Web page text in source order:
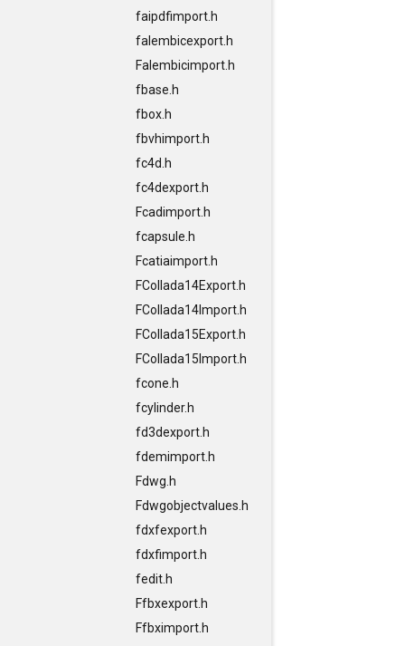
faipdfimport.h
falembicexport.h
Falembicimport.h
fbase.h
fbox.h
fbvhimport.h
fc4d.h
fc4dexport.h
Fcadimport.h
fcapsule.h
Fcatiaimport.h
FCollada14Export.h
FCollada14Import.h
FCollada15Export.h
FCollada15Import.h
fcone.h
fcylinder.h
fd3dexport.h
fdemimport.h
Fdwg.h
Fdwgobjectvalues.h
fdxfexport.h
fdxfimport.h
fedit.h
Ffbxexport.h
Ffbximport.h